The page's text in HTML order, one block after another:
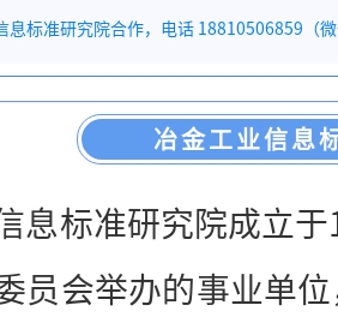
息标准研究院合作，电话 18810506859（
冶金工业信息
息标准研究院成立
员会举办的事业单